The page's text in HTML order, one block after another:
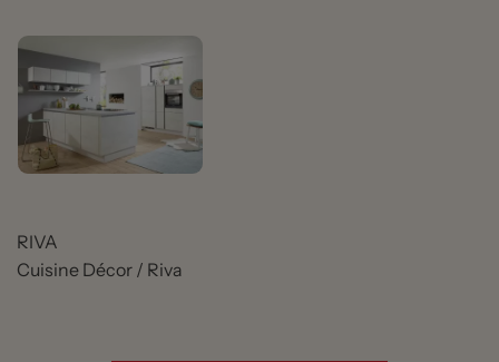
RIVA
Cuisine Décor / Riva